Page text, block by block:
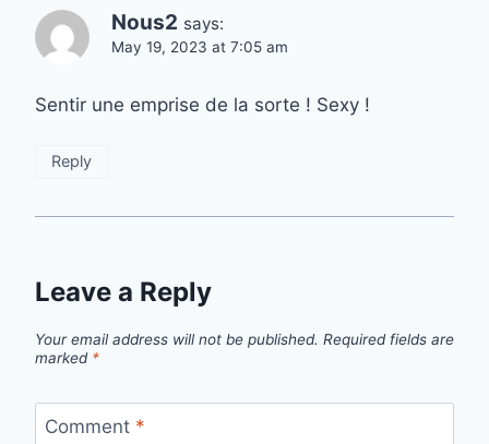
Nous2 says:
May 19, 2023 at 7:05 am
Sentir une emprise de la sorte ! Sexy !
Reply
Leave a Reply
Your email address will not be published. Required fields are
marked *
Comment *